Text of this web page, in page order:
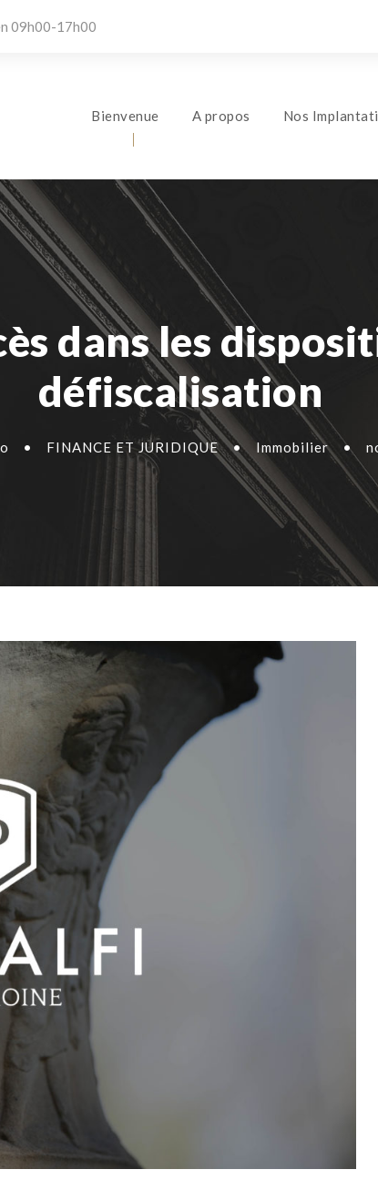
09h00-17h00
Bienvenue A propos Nos
dans les
défiscalisation
• FINANCE ET JURIDIQUE • Immobilier •